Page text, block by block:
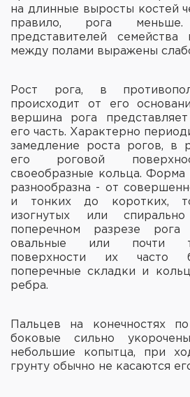
на длинные выросты костей
правило, рога
представителей семейства
между полами выражены
Рост рога, в
происходит от его
вершина рога
его часть. Характерно
замедление роста рогов, в
его роговой
своеобразные кольца. Форма
разнообразна - от
и тонких до коротких,
изогнутых или
поперечном разрезе
овальные или почти
поверхности их часто
поперечные складки и
ребра.
Пальцев на конечностях
боковые сильно
небольшие копытца, при
грунту обычно не касаются